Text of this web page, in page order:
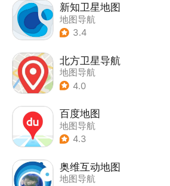
新知卫星地图
地图导航
3.4
北方卫星导航
地图导航
4.0
百度地图
地图导航
4.3
奥维互动地图
地图导航